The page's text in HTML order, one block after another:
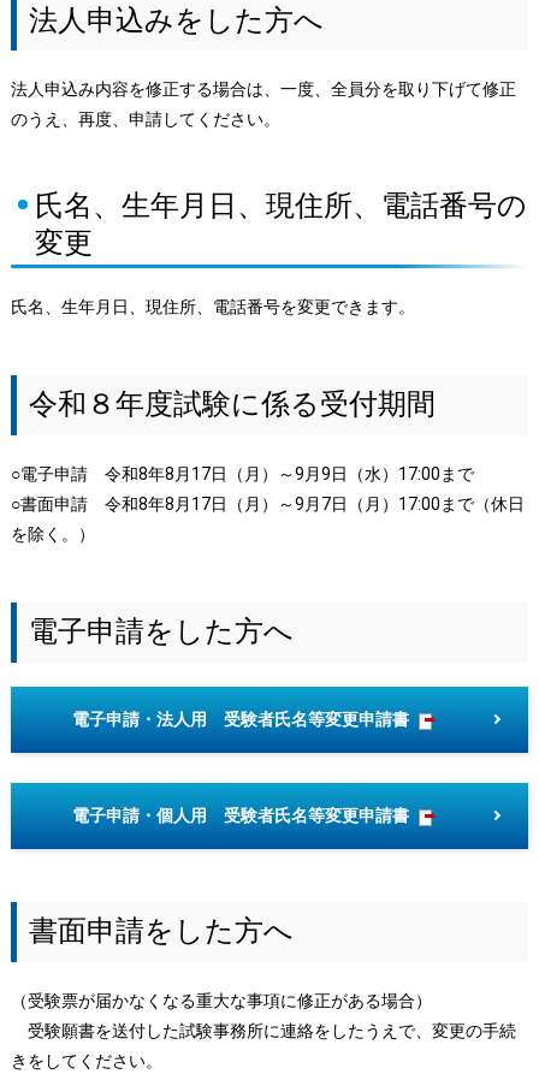
法人申込みをした方へ
法人申込み内容を修正する場合は、一度、全員分を取り下げて修正
のうえ、再度、申請してください。
氏名、生年月日、現住所、電話番号の
変更
氏名、生年月日、現住所、電話番号を変更できます。
令和８年度試験に係る受付期間
○電子申請 令和8年8月17日（月）～9月9日（水）17:00まで
○書面申請 令和8年8月17日（月）～9月7日（月）17:00まで（休日
を除く。）
電子申請をした方へ
電子申請・法人用 受験者氏名等変更申請書
電子申請・個人用 受験者氏名等変更申請書
書面申請をした方へ
（受験票が届かなくなる重大な事項に修正がある場合）
受験願書を送付した試験事務所に連絡をしたうえで、変更の手続
きをしてください。